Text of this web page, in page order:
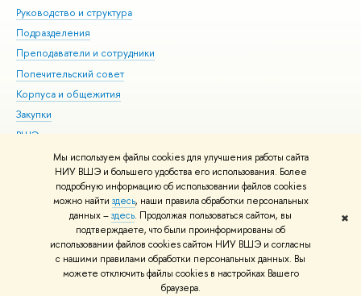
Мы используем файлы cookies для улучшения работы сайта
НИУ ВШЭ и большего удобства его использования. Более
подробную информацию об использовании файлов cookies
можно найти здесь, наши правила обработки персональных
данных –здесь. Продолжая пользоваться сайтом, вы
подтверждаете, что были проинформированы об
использовании файлов cookies сайтом НИУ ВШЭ и согласны
с нашими правилами обработки персональных данных. Вы
можете отключить файлы cookies в настройках Вашего
браузера.
✖
Руководство и структура
Подразделения
Преподаватели и сотрудники
Попечительский совет
Корпуса и общежития
Закупки
ВШЭ для студентов с ограниченными возможностями
здоровья и инвалидностью
Версия для слабовидящих
Единая платежная страница
© НИУ ВШЭ 1993–2026 Адреса и контакты Условия использования
материалов Политика конфиденциальности Карта сайта
Шрифты HSE Sans и HSE Slab разработаны вШколе дизайна НИУ ВШЭ